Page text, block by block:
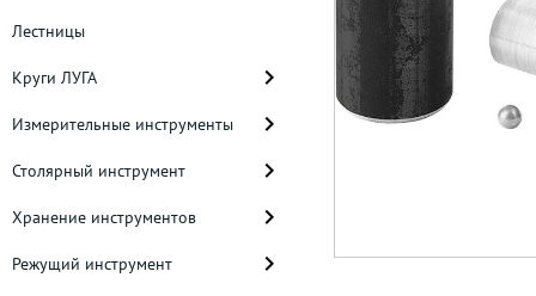
Лестницы
Круги ЛУГА
Измерительные инструменты
Столярный инструмент
Хранение инструментов
Режущий инструмент